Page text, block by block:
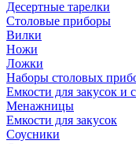
Десертные тарелки
Столовые приборы
Вилки
Ножи
Ложки
Наборы столовых
Емкости для закусок и
Менажницы
Емкости для закусок
Соусники